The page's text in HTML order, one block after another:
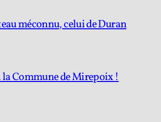
méconnu, celui de Duran
la Commune de Mirepoix !